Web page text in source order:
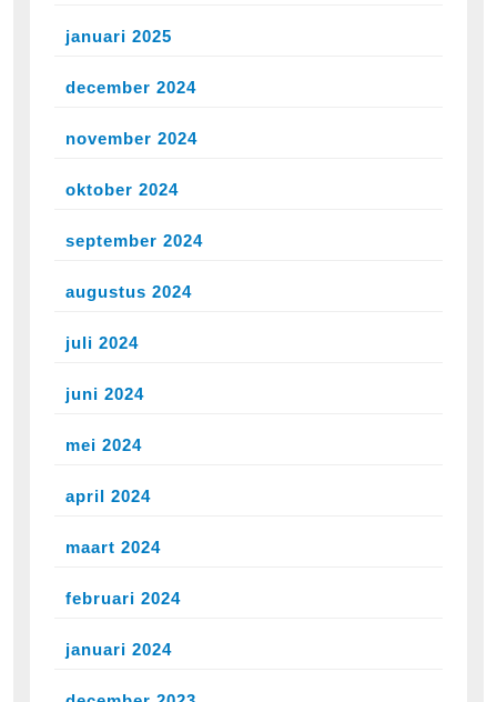
januari 2025
december 2024
november 2024
oktober 2024
september 2024
augustus 2024
juli 2024
juni 2024
mei 2024
april 2024
maart 2024
februari 2024
januari 2024